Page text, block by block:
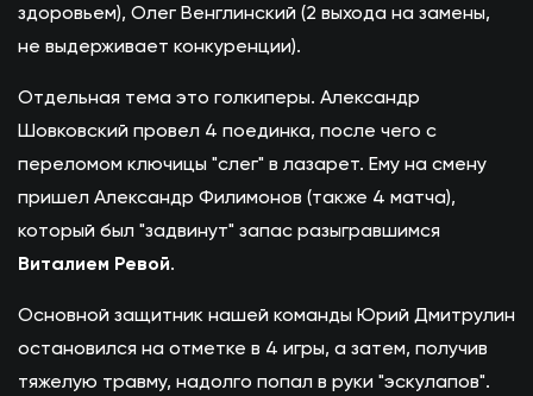
здоровьем), Олег Венглинский (2 выхода на замены,
не выдерживает конкуренции).
Отдельная тема это голкиперы. Александр
Шовковский провел 4 поединка, после чего с
переломом ключицы "слег" в лазарет. Ему на смену
пришел Александр Филимонов (также 4 матча),
который был "задвинут" запас разыгравшимся
Виталием Ревой.
Основной защитник нашей команды Юрий Дмитрулин
остановился на отметке в 4 игры, а затем, получив
тяжелую травму, надолго попал в руки "эскулапов".